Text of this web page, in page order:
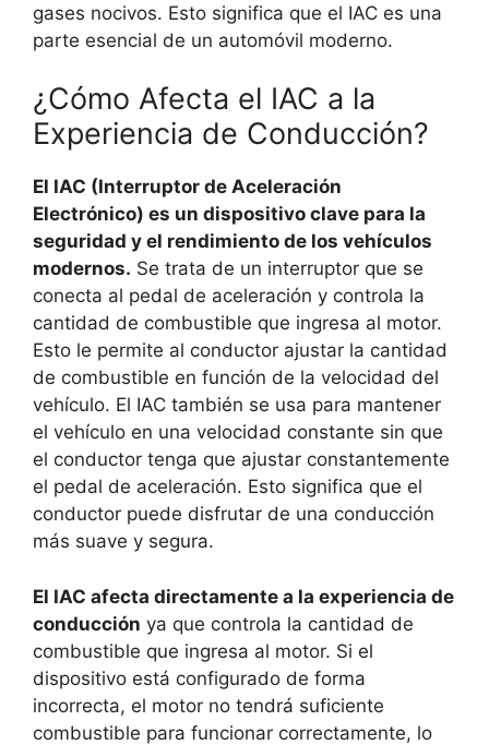
gases nocivos. Esto significa que el IAC es una
parte esencial de un automóvil moderno.
¿Cómo Afecta el IAC a la
Experiencia de Conducción?
El IAC (Interruptor de Aceleración
Electrónico) es un dispositivo clave para la
seguridad y el rendimiento de los vehículos
modernos. Se trata de un interruptor que se
conecta al pedal de aceleración y controla la
cantidad de combustible que ingresa al motor.
Esto le permite al conductor ajustar la cantidad
de combustible en función de la velocidad del
vehículo. El IAC también se usa para mantener
el vehículo en una velocidad constante sin que
el conductor tenga que ajustar constantemente
el pedal de aceleración. Esto significa que el
conductor puede disfrutar de una conducción
más suave y segura.
El IAC afecta directamente a la experiencia de
conducción ya que controla la cantidad de
combustible que ingresa al motor. Si el
dispositivo está configurado de forma
incorrecta, el motor no tendrá suficiente
combustible para funcionar correctamente, lo